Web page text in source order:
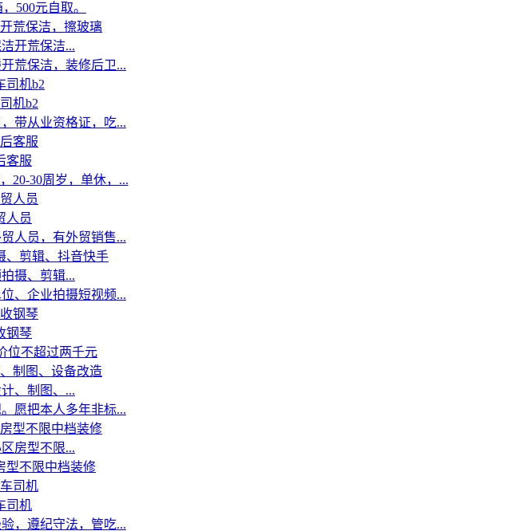
500元自取。
开荒保洁...
荒保洁，装修后卫...
机b2
带从业资格证，吃...
客服
20-30周岁，单休，...
人员
人员，有外贸销售...
摄、剪辑...
、企业拍摄短视频...
钢琴
位不超过两千元
、制图、...
愿把本人多年非标...
房型不限...
型不限中档装修
司机
，遵纪守法，管吃...